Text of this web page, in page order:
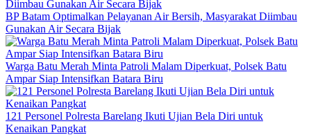
BP Batam Optimalkan Pelayanan Air Bersih, Masyarakat Diimbau
Gunakan Air Secara Bijak
Warga Batu Merah Minta Patroli Malam Diperkuat, Polsek Batu
Ampar Siap Intensifkan Batara Biru
121 Personel Polresta Barelang Ikuti Ujian Bela Diri untuk
Kenaikan Pangkat